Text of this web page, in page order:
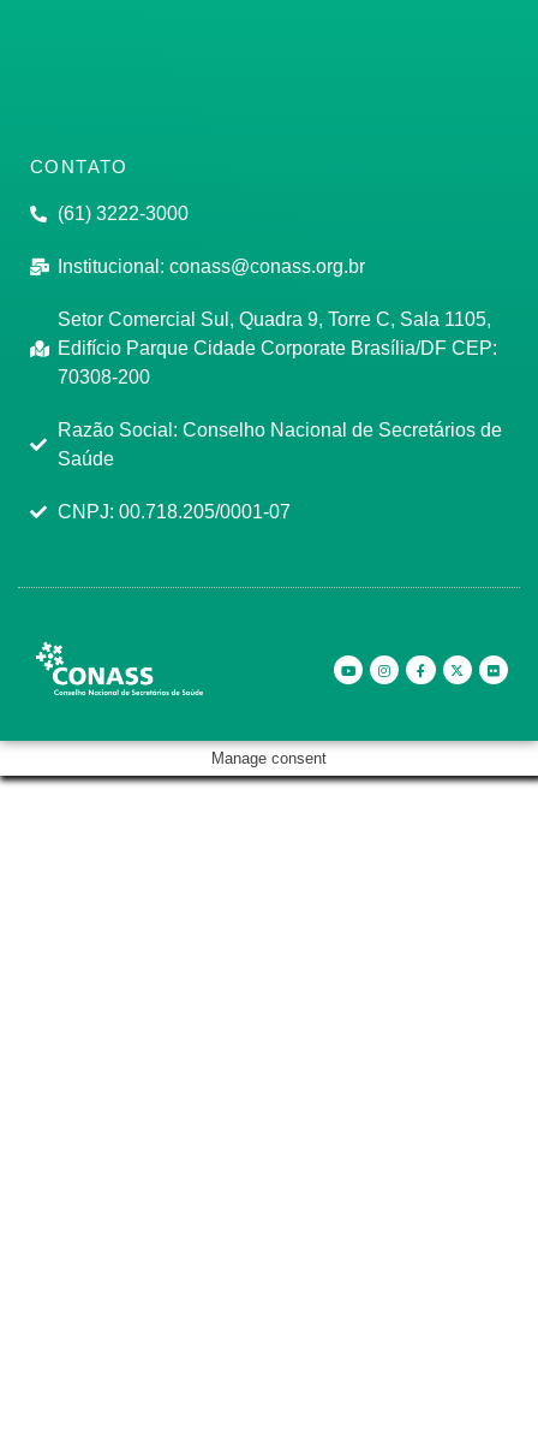
CONTATO
(61) 3222-3000
Institucional: conass@conass.org.br
Setor Comercial Sul, Quadra 9, Torre C, Sala 1105,
Edifício Parque Cidade Corporate Brasília/DF CEP:
70308-200
Razão Social: Conselho Nacional de Secretários de
Saúde
CNPJ: 00.718.205/0001-07
Manage consent